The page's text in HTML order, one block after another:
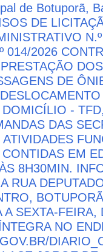
de Botuporã,
DE
014/2026
DE
-
DAS
EM
8H30MIN.
RUA
A SEXTA-
NO